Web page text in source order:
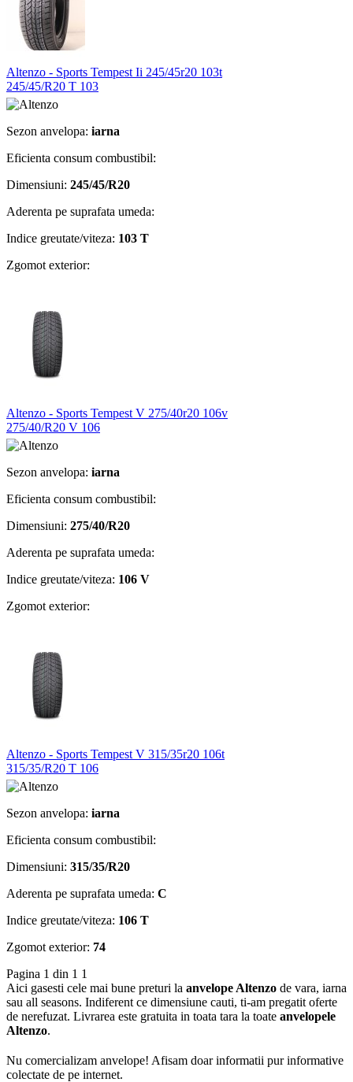
Altenzo - Sports Tempest Ii 245/45r20 103t
245/45/R20 T 103
Sezon anvelopa: iarna
Eficienta consum combustibil:
Dimensiuni: 245/45/R20
Aderenta pe suprafata umeda:
Indice greutate/viteza: 103 T
Zgomot exterior:
Altenzo - Sports Tempest V 275/40r20 106v
275/40/R20 V 106
Sezon anvelopa: iarna
Eficienta consum combustibil:
Dimensiuni: 275/40/R20
Aderenta pe suprafata umeda:
Indice greutate/viteza: 106 V
Zgomot exterior:
Altenzo - Sports Tempest V 315/35r20 106t
315/35/R20 T 106
Sezon anvelopa: iarna
Eficienta consum combustibil:
Dimensiuni: 315/35/R20
Aderenta pe suprafata umeda: C
Indice greutate/viteza: 106 T
Zgomot exterior: 74
Pagina 1 din 1 1
Aici gasesti cele mai bune preturi la anvelope Altenzo de vara, iarna
sau all seasons. Indiferent ce dimensiune cauti, ti-am pregatit oferte
de nerefuzat. Livrarea este gratuita in toata tara la toate anvelopele
Altenzo.
Nu comercializam anvelope! Afisam doar informatii pur informative
colectate de pe internet.